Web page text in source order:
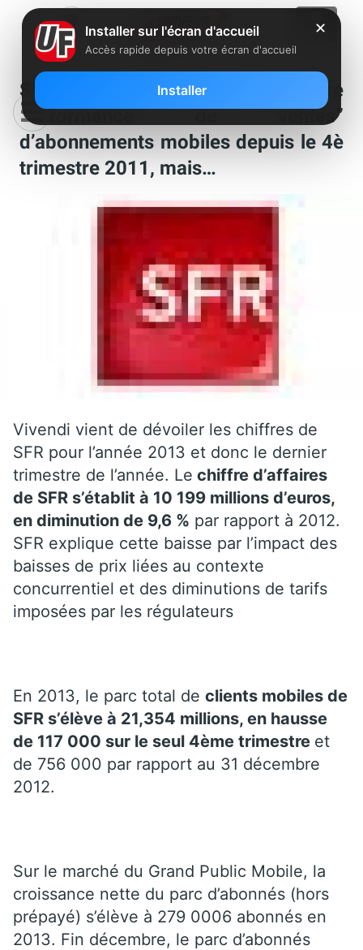
SFR annonce “sa meilleure
performance de ventes”
d’abonnements mobiles depuis le 4è
trimestre 2011, mais…
Vivendi vient de dévoiler les chiffres de
SFR pour l’année 2013 et donc le dernier
trimestre de l’année. Le chiffre d’affaires
de SFR s’établit à 10 199 millions d’euros,
en diminution de 9,6 % par rapport à 2012.
SFR explique cette baisse par l’impact des
baisses de prix liées au contexte
concurrentiel et des diminutions de tarifs
imposées par les régulateurs
En 2013, le parc total de clients mobiles de
SFR s’élève à 21,354 millions, en hausse
de 117 000 sur le seul 4ème trimestre et
de 756 000 par rapport au 31 décembre
2012.
Sur le marché du Grand Public Mobile, la
croissance nette du parc d’abonnés (hors
prépayé) s’élève à 279 0006 abonnés en
2013. Fin décembre, le parc d’abonnés
✕
Installer sur l'écran d'accueil
Accès rapide depuis votre écran d'accueil
Installer